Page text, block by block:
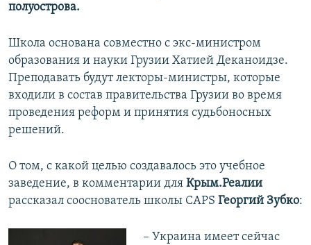
полуострова.
Школа основана совместно с экс-министром
образования и науки Грузии Хатией Деканоидзе.
Преподавать будут лекторы-министры, которые
входили в состав правительства Грузии во время
проведения реформ и принятия судьбоносных
решений.
О том, с какой целью создавалось это учебное
заведение, в комментарии для Крым.Реалии
рассказал сооснователь школы CAPS Георгий Зубко:
– Украина имеет сейчас